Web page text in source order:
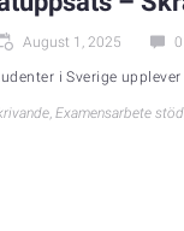
August 1, 2025 0
i Sverige
, Examensarbete stöd